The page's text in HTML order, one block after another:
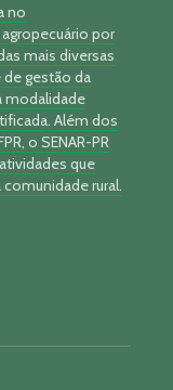
no
por
mais diversas
de gestão da
modalidade
Além dos
o SENAR-PR
que
rural.